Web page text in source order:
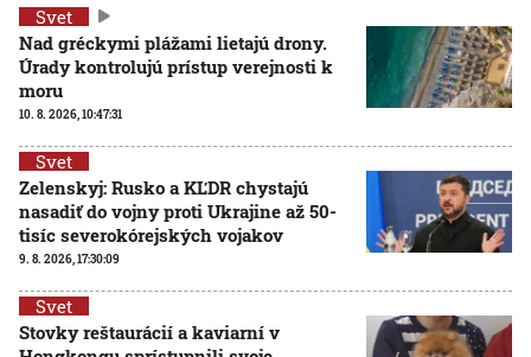
Svet
Nad gréckymi plážami lietajú drony.
Úrady kontrolujú prístup verejnosti k
moru
10. 8. 2026, 10:47:31
Svet
Zelenskyj: Rusko a KĽDR chystajú
nasadiť do vojny proti Ukrajine až 50-
tisíc severokórejských vojakov
9. 8. 2026, 17:30:09
Svet
Stovky reštaurácií a kaviarní v